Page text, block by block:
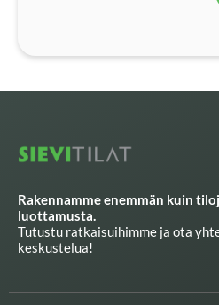
Rakennamme enemmän kuin
luottamusta.
Tutustu ratkaisuihimme ja ota
keskustelua!